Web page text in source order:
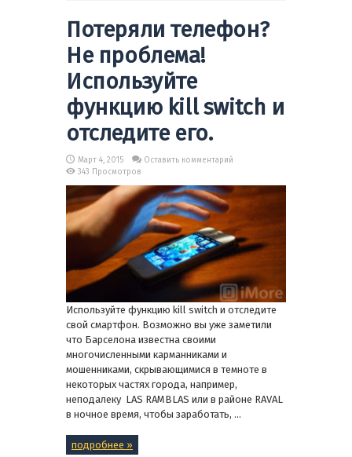
Потеряли телефон?
Не проблема!
Используйте
функцию kill switch и
отследите его.
Март 4, 2015
Оставить комментарий
343 Просмотров
Используйте функцию kill switch и отследите
свой смартфон. Возможно вы уже заметили
что Барселона известна своими
многочисленными карманниками и
мошенниками, скрывающимися в темноте в
некоторых частях города, например,
неподалеку LAS RAMBLAS или в районе RAVAL
в ночное время, чтобы заработать, ...
подробнее »